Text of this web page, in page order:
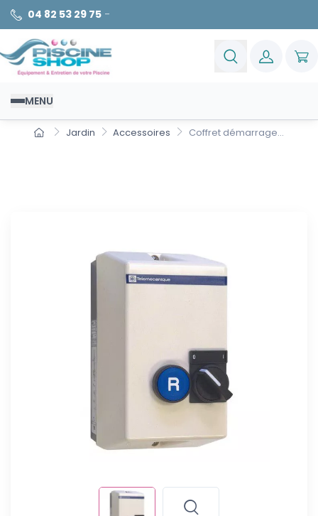
04 82 53 29 75 -
MENU
Jardin Accessoires Coffret démarrage...